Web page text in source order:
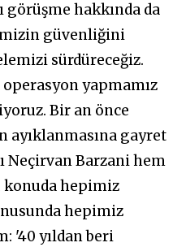
görüşme hakkında da
güvenliğini
sürdüreceğiz.
yapmamız
Bir an önce
ayıklanmasına gayret
Neçirvan Barzani hem
konuda hepimiz
hepimiz
'40 yıldan beri